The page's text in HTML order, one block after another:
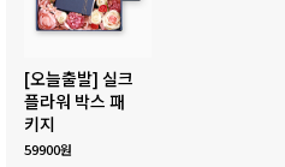
[오늘출발] 실크
플라워 박스 패
키지
59900원